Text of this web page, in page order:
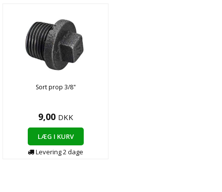
Sort prop 3/8"
9,00 DKK
LÆG I KURV
Levering 2 dage